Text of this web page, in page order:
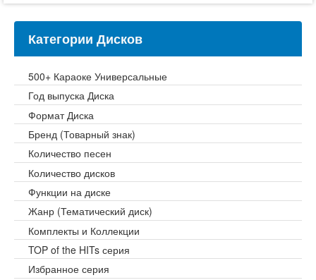
Категории Дисков
500+ Караоке Универсальные
Год выпуска Диска
Формат Диска
Бренд (Товарный знак)
Количество песен
Количество дисков
Функции на диске
Жанр (Тематический диск)
Комплекты и Коллекции
TOP of the HITs серия
Избранное серия